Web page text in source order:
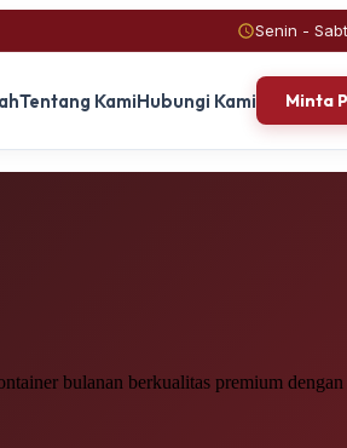
Senin -
Tentang KamiHubungi Kami Minta
bulanan berkualitas premium